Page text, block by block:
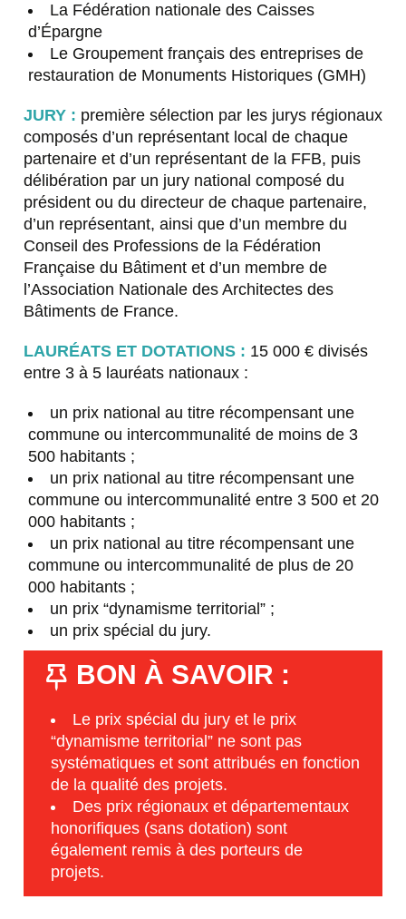
La Fédération nationale des Caisses
d’Épargne
Le Groupement français des entreprises de
restauration de Monuments Historiques (GMH)
JURY : première sélection par les jurys régionaux
composés d’un représentant local de chaque
partenaire et d’un représentant de la FFB, puis
délibération par un jury national composé du
président ou du directeur de chaque partenaire,
d’un représentant, ainsi que d’un membre du
Conseil des Professions de la Fédération
Française du Bâtiment et d’un membre de
l’Association Nationale des Architectes des
Bâtiments de France.
LAURÉATS ET DOTATIONS : 15 000 € divisés
entre 3 à 5 lauréats nationaux :
un prix national au titre récompensant une
commune ou intercommunalité de moins de 3
500 habitants ;
un prix national au titre récompensant une
commune ou intercommunalité entre 3 500 et 20
000 habitants ;
un prix national au titre récompensant une
commune ou intercommunalité de plus de 20
000 habitants ;
un prix “dynamisme territorial” ;
un prix spécial du jury.
BON À SAVOIR :
Le prix spécial du jury et le prix
“dynamisme territorial” ne sont pas
systématiques et sont attribués en fonction
de la qualité des projets.
Des prix régionaux et départementaux
honorifiques (sans dotation) sont
également remis à des porteurs de
projets.